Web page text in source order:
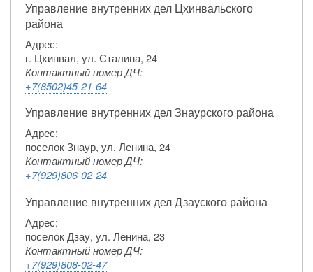
Управление внутренних дел Цхинвальского
района
Адрес:
г. Цхинвал, ул. Сталина, 24
Контактный номер ДЧ:
+7(8502)45-21-64
Управление внутренних дел Знаурского района
Адрес:
поселок Знаур, ул. Ленина, 24
Контактный номер ДЧ:
+7(929)806-02-24
Управление внутренних дел Дзауского района
Адрес:
поселок Дзау, ул. Ленина, 23
Контактный номер ДЧ:
+7(929)808-02-47